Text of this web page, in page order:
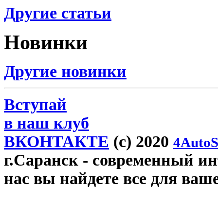
Другие статьи
Новинки
Другие новинки
Вступай
в наш клуб
ВКОНТАКТЕ (c) 2020
г.Саранск - современный
нас вы найдете все для